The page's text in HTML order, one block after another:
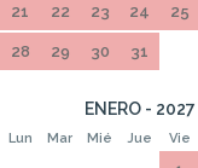
21 22 23 24 25
28 29 30 31
ENERO - 2027
Lun Mar Mié Jue Vie